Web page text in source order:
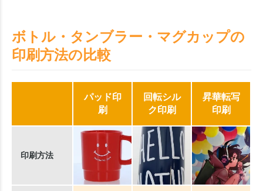
ボトル・タンブラー・マグカップの
印刷方法の比較
パッド印
刷
回転シル
ク印刷
昇華転写
印刷
印刷方法